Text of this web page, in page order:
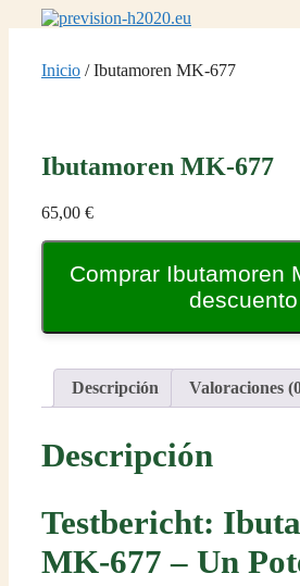
Saltar
Inicio / Ibutamoren MK-677
Ibutamoren MK-677
65,00 €
Comprar Ibutamoren
descuento
Descripción Valoraciones
Descripción
Testbericht:
MK-677 – Un